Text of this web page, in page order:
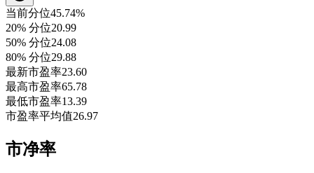
当前分位45.74%
20% 分位20.99
50% 分位24.08
80% 分位29.88
最新市盈率23.60
最高市盈率65.78
最低市盈率13.39
市盈率平均值26.97
市净率